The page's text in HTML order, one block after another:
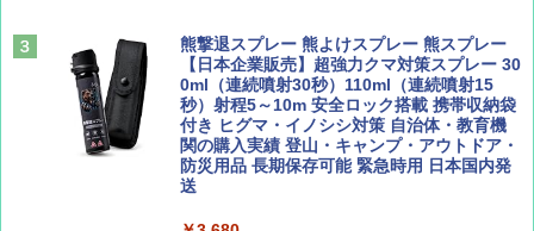
￥1,540
Coyote No.89 特集 星野道夫 夢見る旅
球の歩き方A ヨーロッパ
￥2,479
A26 地球の歩き方 チェコ ポーランド スロヴ
ァキア 2026～2027 地球の歩き方A ヨーロッ
￥4,980
ENDLESS BASE 《めざましテレビで紹介》
テント ワンタッチ RENEW 幅200 2-3人用 43
500002(89232)
￥5,999
熊撃退スプレー 熊よけスプレー 熊スプレー
【日本企業販売】超強力クマ対策スプレー 30
0ml（連続噴射30秒）110ml（連続噴射15
秒）射程5～10m 安全ロック搭載 携帯収納袋
付き ヒグマ・イノシシ対策 自治体・教育機
関の購入実績 登山・キャンプ・アウトドア・
防災用品 長期保存可能 緊急時用 日本国内発
送